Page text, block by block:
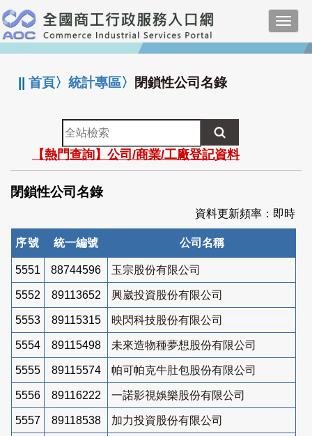
跳
到
主
要
:::
||首頁〉統計專區〉 閉鎖性公司名錄
全
站
檢
索
【熱門查詢】公司/商業/工廠登記資料
閉鎖性公司名錄
資料更新頻率：即時
序號 統一編號 公司名稱
5551 88744596 玉宗股份有限公司
5552 89113652 興崴投資股份有限公司
5553 89115315 映閃科技股份有限公司
5554 89115498 未來造物種夢想股份有限公司
5555 89115574 帕可帕克牛肚包股份有限公司
5556 89116222 一諾影視娛樂股份有限公司
5557 89118538 加力投資股份有限公司